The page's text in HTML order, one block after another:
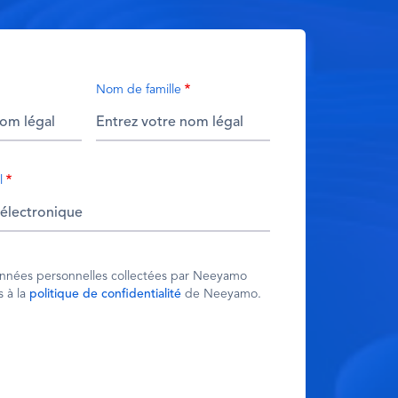
Nom de famille
personnelles collectées par Neeyamo
à la politique de confidentialité de Neeyamo.